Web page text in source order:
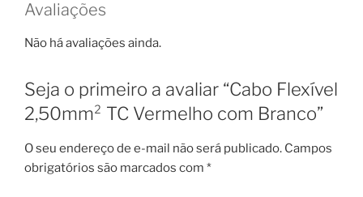
Avaliações
Não há avaliações ainda.
Seja o primeiro a avaliar “Cabo Flexível
2,50mm² TC Vermelho com Branco”
O seu endereço de e-mail não será publicado. Campos
obrigatórios são marcados com *